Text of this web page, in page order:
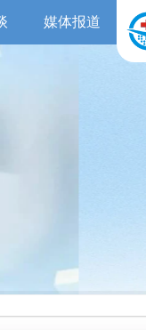
媒体报道